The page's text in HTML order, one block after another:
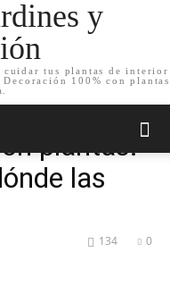
y
cuidar tus plantas de interior
100% con plantas
plantas:
las
0
134